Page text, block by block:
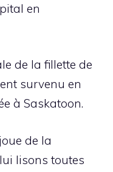
en
de la fillette de
survenu en
à Saskatoon.
de la
lisons toutes